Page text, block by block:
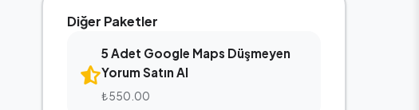
Diğer Paketler
5 Adet Google Maps Düşmeyen
Yorum Satın Al
₺550.00